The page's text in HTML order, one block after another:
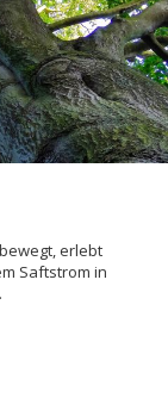
erlebt
Saftstrom in